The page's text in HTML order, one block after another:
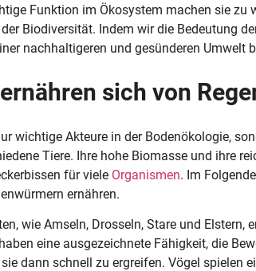
Funktion im Ökosystem machen sie zu
Biodiversität. Indem wir die Bedeutung
nachhaltigeren und gesünderen Umwelt
sich von
wichtige Akteure in der Bodenökologie,
Tiere. Ihre hohe Biomasse und ihre
für viele Organismen. Im
ernähren.
wie Amseln, Drosseln, Stare und Elstern,
eine ausgezeichnete Fähigkeit, die
dann schnell zu ergreifen. Vögel spielen